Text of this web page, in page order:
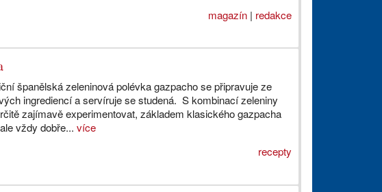
magazín| redakce
španělská zeleninová polévka gazpacho se připravuje ze
ingrediencí a servíruje se studená. S kombinací zeleniny
zajímavě experimentovat, základem klasického gazpacha
vždy dobře...více
recepty